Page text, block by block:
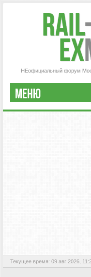
Rail
ex
НЕофициальный форум
МЕНЮ
РЕГИСТРАЦИЯ
Текущее время: 09 авг 2026,